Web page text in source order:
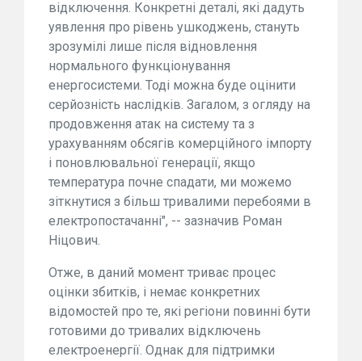
відключення. Конкретні деталі, які дадуть
уявлення про рівень ушкоджень, стануть
зрозумілі лише після відновлення
нормального функціонування
енергосистеми. Тоді можна буде оцінити
серйозність наслідків. Загалом, з огляду на
продовження атак на систему та з
урахуванням обсягів комерційного імпорту
і поновлювальної генерації, якщо
температура почне спадати, ми можемо
зіткнутися з більш тривалими перебоями в
електропостачанні", -- зазначив Роман
Ніцович.
Отже, в даний момент триває процес
оцінки збитків, і немає конкретних
відомостей про те, які регіони повинні бути
готовими до тривалих відключень
електроенергії. Однак для підтримки